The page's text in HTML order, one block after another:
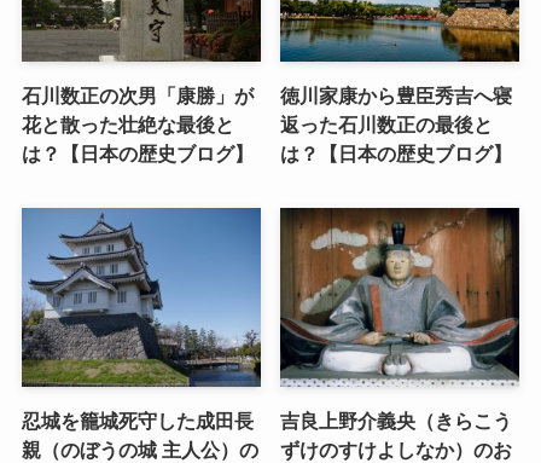
石川数正の次男「康勝」が
花と散った壮絶な最後と
は？【日本の歴史ブログ】
徳川家康から豊臣秀吉へ寝
返った石川数正の最後と
は？【日本の歴史ブログ】
忍城を籠城死守した成田長
親（のぼうの城 主人公）の
吉良上野介義央（きらこう
ずけのすけよしなか）のお